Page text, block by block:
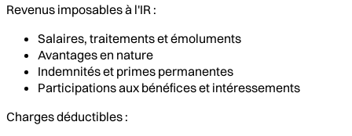
Revenus imposables à l'IR :
Salaires, traitements et émoluments
Avantages en nature
Indemnités et primes permanentes
Participations aux bénéfices et intéressements
Charges déductibles :